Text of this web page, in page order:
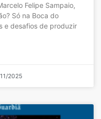
Felipe Sampaio,
Só na Boca do
e desafios de produzir
2025